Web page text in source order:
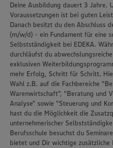
Deine Ausbildung dauert 3 Jahre.
Voraussetzungen ist bei guten
Danach besitzt du den Abschluss
(m/w/d) - ein Fundament für eine
Selbstständigkeit bei EDEKA.
durchläufst du
exklusiven
mehr Erfolg, Schritt für Schritt.
Wahl z.B. auf die Fachbereiche
Warenwirtschaft", "Beratung und
Analyse" sowie "Steuerung und
hast du die Möglichkeit die
unternehmerischer
Berufsschule besuchst du
bietet und Dir wichtige